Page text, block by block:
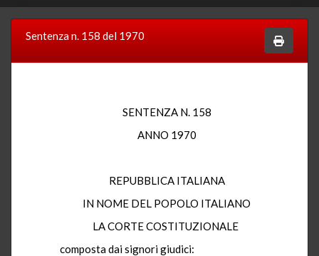
Sentenza n. 158 del 1970
SENTENZA N. 158
ANNO 1970
REPUBBLICA ITALIANA
IN NOME DEL POPOLO ITALIANO
LA CORTE COSTITUZIONALE
composta dai signori giudici: